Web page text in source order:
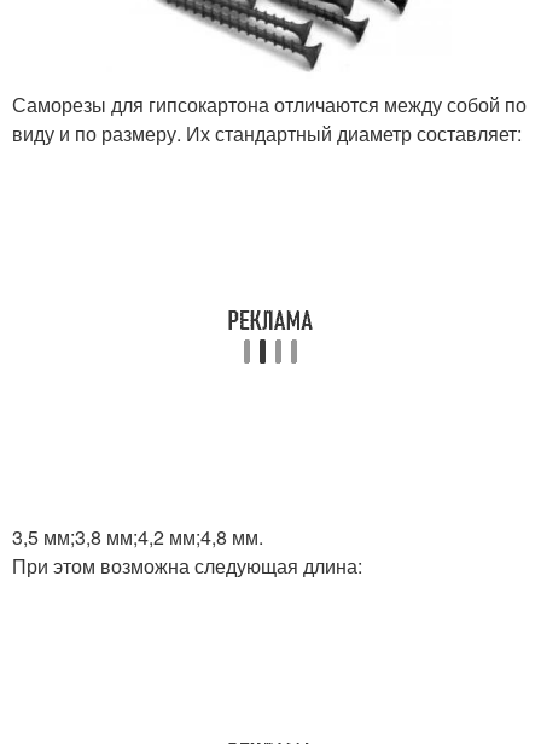
Саморезы для гипсокартона отличаются между собой по
виду и по размеру. Их стандартный диаметр составляет:
3,5 мм;3,8 мм;4,2 мм;4,8 мм.
При этом возможна следующая длина: